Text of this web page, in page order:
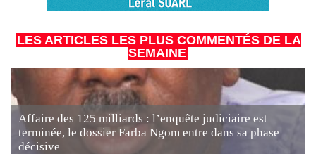
LES ARTICLES LES PLUS COMMENTÉS DE LA
SEMAINE
Affaire des 125 milliards : l’enquête judiciaire est
terminée, le dossier Farba Ngom entre dans sa phase
décisive